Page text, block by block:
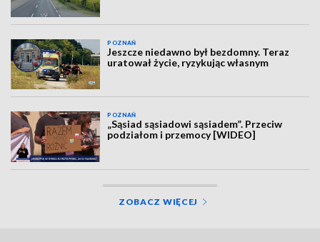
POZNAŃ
Jeszcze niedawno był bezdomny. Teraz
uratował życie, ryzykując własnym
POZNAŃ
„Sąsiad sąsiadowi sąsiadem”. Przeciw
podziałom i przemocy [WIDEO]
ZOBACZ WIĘCEJ